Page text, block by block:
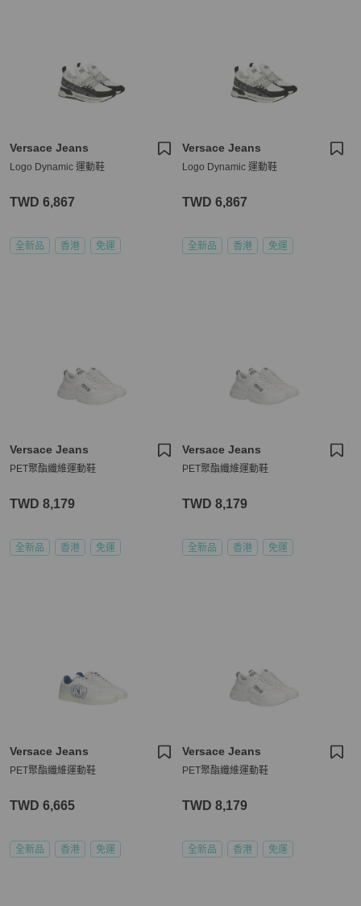
Versace Jeans
Logo Dynamic 運動鞋
TWD 6,867
全新品 香港 免運
Versace Jeans
Logo Dynamic 運動鞋
TWD 6,867
全新品 香港 免運
Versace Jeans
PET聚酯纖維運動鞋
TWD 8,179
全新品 香港 免運
Versace Jeans
PET聚酯纖維運動鞋
TWD 8,179
全新品 香港 免運
Versace Jeans
PET聚酯纖維運動鞋
TWD 6,665
全新品 香港 免運
Versace Jeans
PET聚酯纖維運動鞋
TWD 8,179
全新品 香港 免運